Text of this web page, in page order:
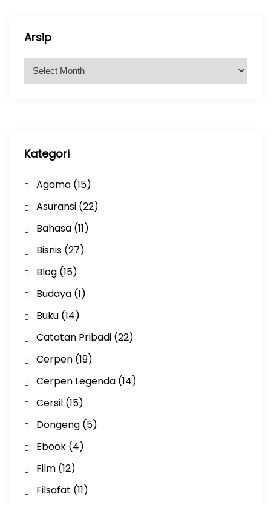
Arsip
Kategori
Agama(15)
Asuransi(22)
Bahasa(11)
Bisnis(27)
Blog(15)
Budaya(1)
Buku(14)
Catatan Pribadi(22)
Cerpen(19)
Cerpen Legenda(14)
Cersil(15)
Dongeng(5)
Ebook(4)
Film(12)
Filsafat (11)